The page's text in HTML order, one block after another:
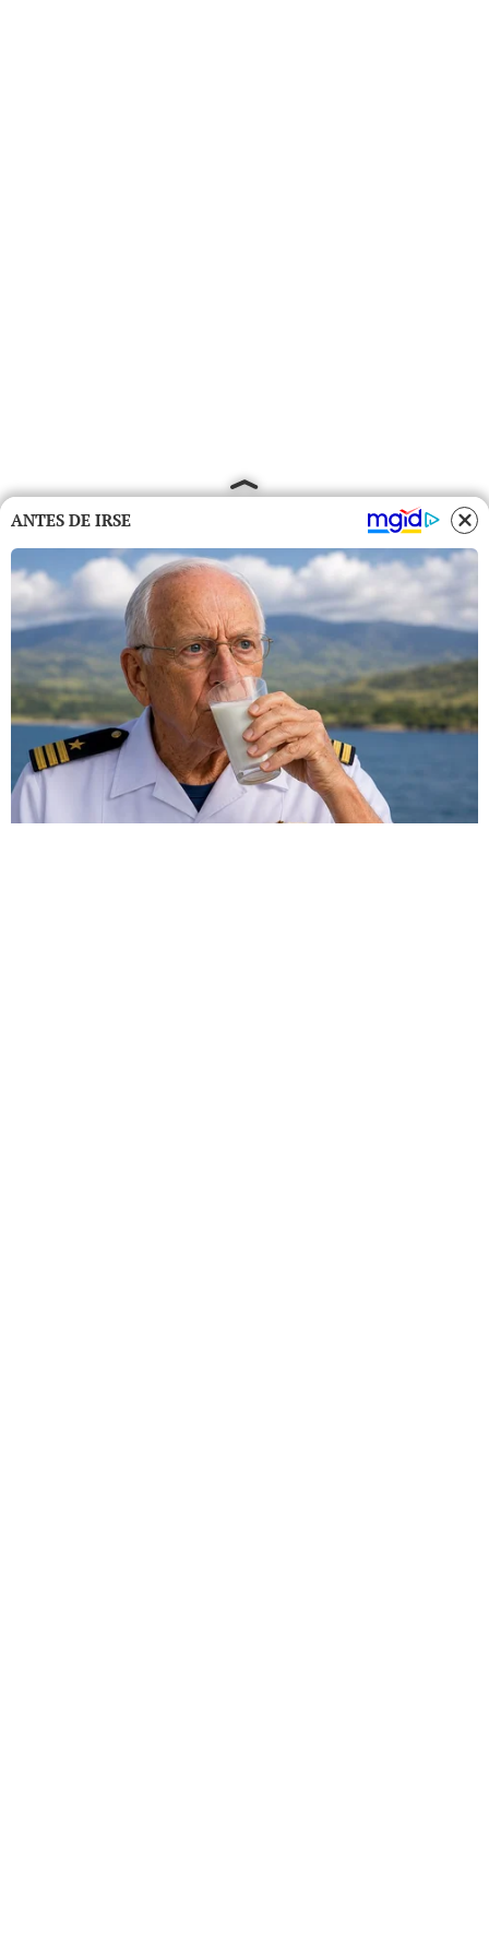
ANTES DE IRSE